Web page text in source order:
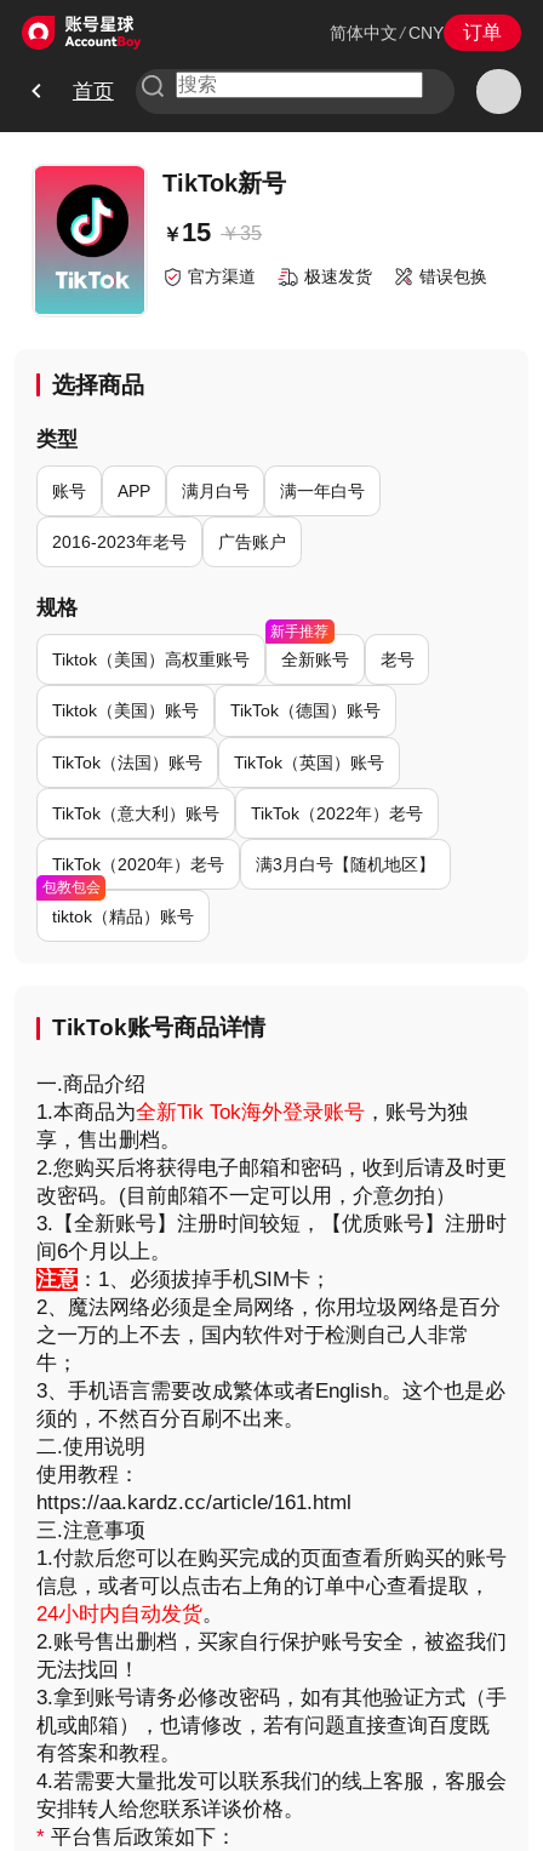
简体中文 /CNY 订单
首页
TikTok新号
￥15 ￥35
官方渠道 极速发货 错误包换
选择商品
类型
账号 APP 满月白号 满一年白号
2016-2023年老号 广告账户
规格
Tiktok（美国）高权重账号 全新账号
新手推荐
老号
Tiktok（美国）账号 TikTok（德国）账号
TikTok（法国）账号 TikTok（英国）账号
TikTok（意大利）账号 TikTok（2022年）老号
TikTok（2020年）老号 满3月白号【随机地区】
tiktok（精品）账号
包教包会
TikTok账号商品详情
一.商品介绍
1.本商品为全新Tik Tok海外登录账号，账号为独
享，售出删档。
2.您购买后将获得电子邮箱和密码，收到后请及时更
改密码。(目前邮箱不一定可以用，介意勿拍）
3.【全新账号】注册时间较短，【优质账号】注册时
间6个月以上。
注意：1、必须拔掉手机SIM卡；
2、魔法网络必须是全局网络，你用垃圾网络是百分
之一万的上不去，国内软件对于检测自己人非常
牛；
3、手机语言需要改成繁体或者English。这个也是必
须的，不然百分百刷不出来。
二.使用说明
使用教程：
https://aa.kardz.cc/article/161.html
三.注意事项
1.付款后您可以在购买完成的页面查看所购买的账号
信息，或者可以点击右上角的订单中心查看提取，
24小时内自动发货。
2.账号售出删档，买家自行保护账号安全，被盗我们
无法找回！
3.拿到账号请务必修改密码，如有其他验证方式（手
机或邮箱），也请修改，若有问题直接查询百度既
有答案和教程。
4.若需要大量批发可以联系我们的线上客服，客服会
安排转人给您联系详谈价格。
*平台售后政策如下：